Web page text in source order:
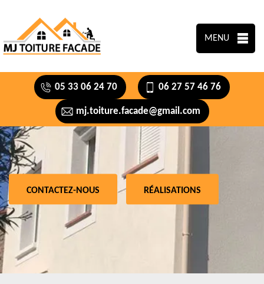
MENU
05 33 06 24 70 06 27 57 46 76
mj.toiture.facade@gmail.com
CONTACTEZ-NOUS RÉALISATIONS